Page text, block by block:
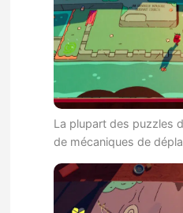
La plupart des puzzles
de mécaniques de